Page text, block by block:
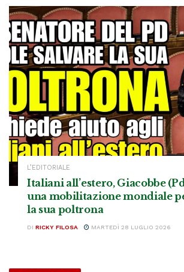
L’EDITORIALE
Italiani all’estero, Giacobbe
una mobilitazione mondiale
la sua poltrona
DI RICKY FILOSA MARTEDÌ 28 LUGLIO 2026